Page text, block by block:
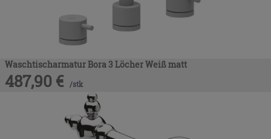
Waschtischarmatur Bora 3 Löcher Weiß matt
487,90 € /stk